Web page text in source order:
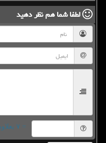
لطفا شما همنظر دهید
= ۷ بعلاوه ۴